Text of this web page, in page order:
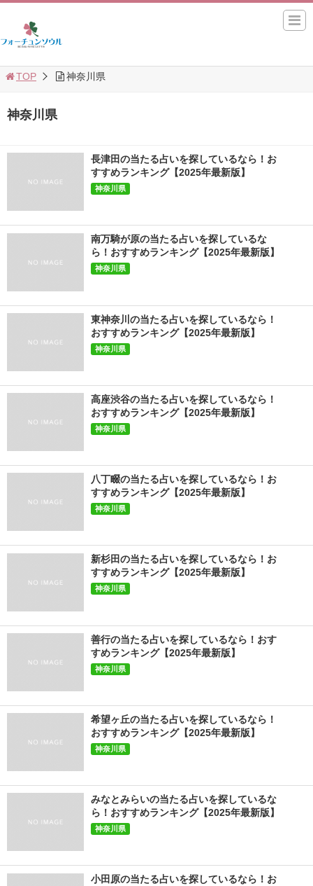
TOP 神奈川県
神奈川県
長津田の当たる占いを探しているなら！お
すすめランキング【2025年最新版】
神奈川県
南万騎が原の当たる占いを探しているな
ら！おすすめランキング【2025年最新版】
神奈川県
東神奈川の当たる占いを探しているなら！
おすすめランキング【2025年最新版】
神奈川県
高座渋谷の当たる占いを探しているなら！
おすすめランキング【2025年最新版】
神奈川県
八丁畷の当たる占いを探しているなら！お
すすめランキング【2025年最新版】
神奈川県
新杉田の当たる占いを探しているなら！お
すすめランキング【2025年最新版】
神奈川県
善行の当たる占いを探しているなら！おす
すめランキング【2025年最新版】
神奈川県
希望ヶ丘の当たる占いを探しているなら！
おすすめランキング【2025年最新版】
神奈川県
みなとみらいの当たる占いを探しているな
ら！おすすめランキング【2025年最新版】
神奈川県
小田原の当たる占いを探しているなら！お